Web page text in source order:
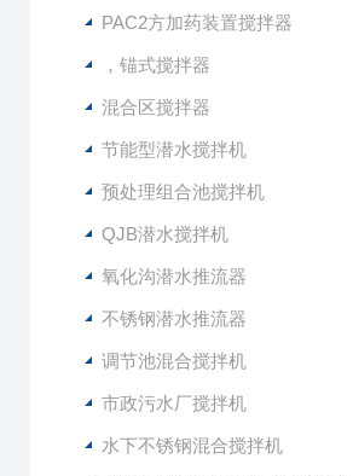
PAC2方加药装置搅拌器
，锚式搅拌器
混合区搅拌器
节能型潜水搅拌机
预处理组合池搅拌机
QJB潜水搅拌机
氧化沟潜水推流器
不锈钢潜水推流器
调节池混合搅拌机
市政污水厂搅拌机
水下不锈钢混合搅拌机